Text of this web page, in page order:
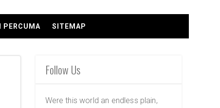
PERCUMA SITEMAP
Follow Us
Were this world an endless plain,